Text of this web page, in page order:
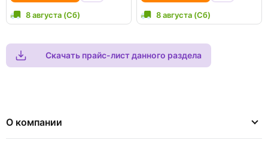
8 августа (Сб) 8 августа (Сб)
Скачать прайс-лист данного раздела
О компании